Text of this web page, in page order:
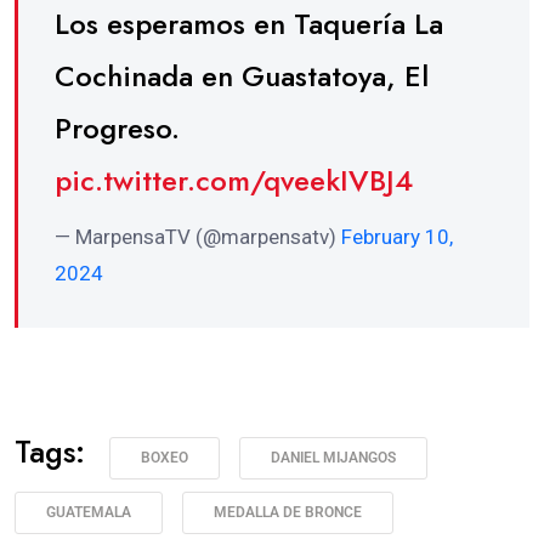
Los esperamos en Taquería La
Cochinada en Guastatoya, El
Progreso.
pic.twitter.com/qveekIVBJ4
— MarpensaTV (@marpensatv) February 10,
2024
Tags: BOXEO DANIEL MIJANGOS
GUATEMALA MEDALLA DE BRONCE